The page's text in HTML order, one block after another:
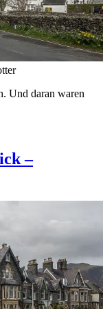
Und daran waren
–